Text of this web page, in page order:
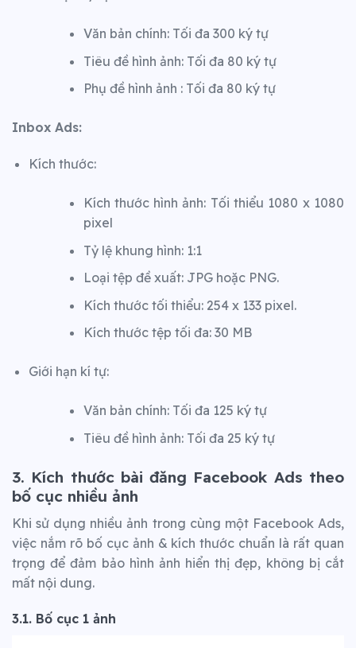
Văn bản chính: Tối đa 300 ký tự
Tiêu đề hình ảnh: Tối đa 80 ký tự ‍
Phụ đề hình ảnh : ​​Tối đa 80 ký tự
Inbox Ads:
Kích thước:
Kích thước hình ảnh: Tối thiểu 1080 x 1080
pixel
Tỷ lệ khung hình: 1:1
Loại tệp đề xuất: JPG hoặc PNG.
Kích thước tối thiểu: 254 x 133 pixel.
Kích thước tệp tối đa: 30 MB
Giới hạn kí tự:
Văn bản chính: Tối đa 125 ký tự
Tiêu đề hình ảnh: Tối đa 25 ký tự ‍
3. Kích thước bài đăng Facebook Ads theo
bố cục nhiều ảnh
Khi sử dụng nhiều ảnh trong cùng một Facebook Ads,
việc nắm rõ bố cục ảnh & kích thước chuẩn là rất quan
trọng để đảm bảo hình ảnh hiển thị đẹp, không bị cắt
mất nội dung.
3.1. Bố cục 1 ảnh